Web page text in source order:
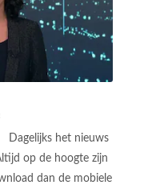
Dagelijks het nieuws
op de hoogte zijn
dan de mobiele